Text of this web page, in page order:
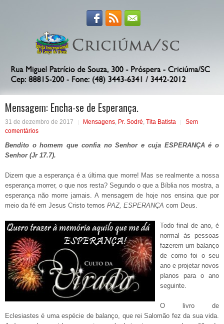
Mensagem: Encha-se de Esperança.
31 de dezembro de 2017 Mensagens, Pr. Sodré, Tita Batista
Sem
comentários
Bendito o homem que confia no Senhor e cuja ESPERANÇA é o
Senhor (Jr 17.7).
Dizem que a esperança é a última que morre! Mas se realmente a nossa
esperança morrer, o que nos resta? Segundo o que a Bíblia nos mostra, a
esperança não morre jamais. A mensagem de hoje nos ensina que por
meio da fé em Jesus Cristo temos PAZ, ESPERANÇA com Deus.
Todo final de ano, é
normal às pessoas
fazerem um balanço
de como foi o seu
ano e projetar novos
planos para o ano
seguinte.
O livro de
Eclesiastes é uma espécie de balanço, que rei Salomão fez da sua vida.